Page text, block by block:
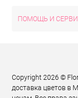
ПОМОЩЬ И
Copyright 2026 ©
доставка цветов в